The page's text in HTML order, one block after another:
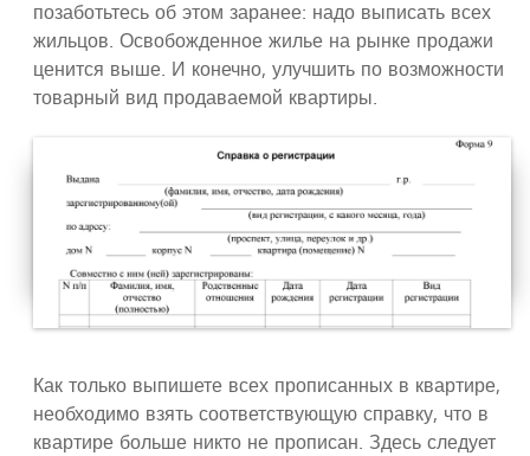
позаботьтесь об этом заранее: надо выписать всех
жильцов. Освобожденное жилье на рынке продажи
ценится выше. И конечно, улучшить по возможности
товарный вид продаваемой квартиры.
Как только выпишете всех прописанных в квартире,
необходимо взять соответствующую справку, что в
квартире больше никто не прописан. Здесь следует